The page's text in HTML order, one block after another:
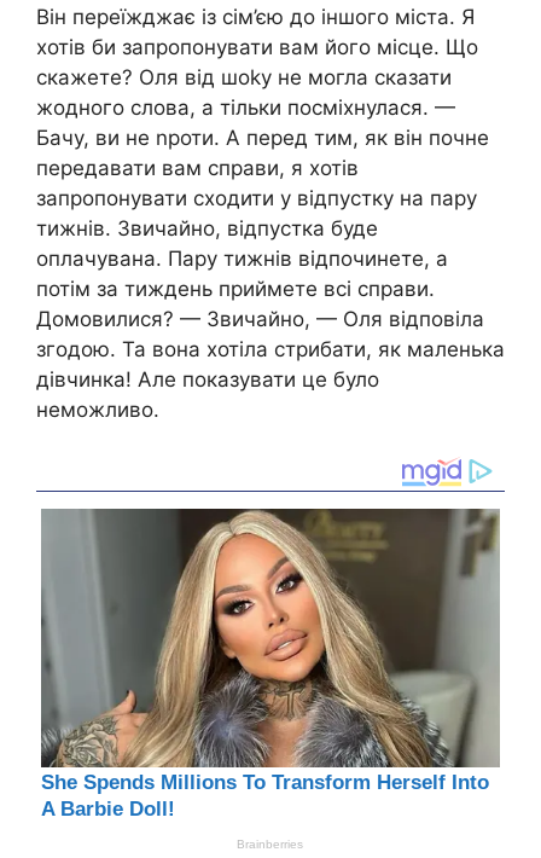
Він переїжджає із сім’єю до іншого міста. Я
хотів би запропонувати вам його місце. Що
скажете? Оля від шоkу не могла сказати
жодного слова, а тільки посміхнулася. —
Бачу, ви не nроти. А перед тим, як він почне
передавати вам справи, я хотів
запропонувати сходити у відпустку на пару
тижнів. Звичайно, відпустка буде
оплачувана. Пару тижнів відпочинете, а
потім за тиждень приймете всі справи.
Домовилися? — Звичайно, — Оля відповіла
згодою. Та вона хотіла стрибати, як маленька
дівчинка! Але показувати це було
неможливо.